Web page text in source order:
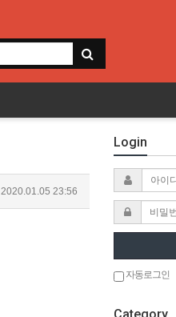
2020.01.05 23:56
Login
자동로그인